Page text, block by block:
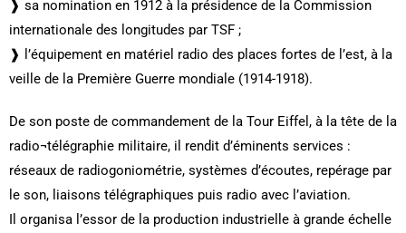
❱ sa nomination en 1912 à la présidence de la Commission
internationale des longitudes par TSF ;
❱ l’équipement en matériel radio des places fortes de l’est, à la
veille de la Première Guerre mondiale (1914-1918).
De son poste de commandement de la Tour Eiffel, à la tête de la
radio¬télégraphie militaire, il rendit d’éminents services :
réseaux de radiogoniométrie, systèmes d’écoutes, repérage par
le son, liaisons télégraphiques puis radio avec l’aviation.
Il organisa l’essor de la production industrielle à grande échelle